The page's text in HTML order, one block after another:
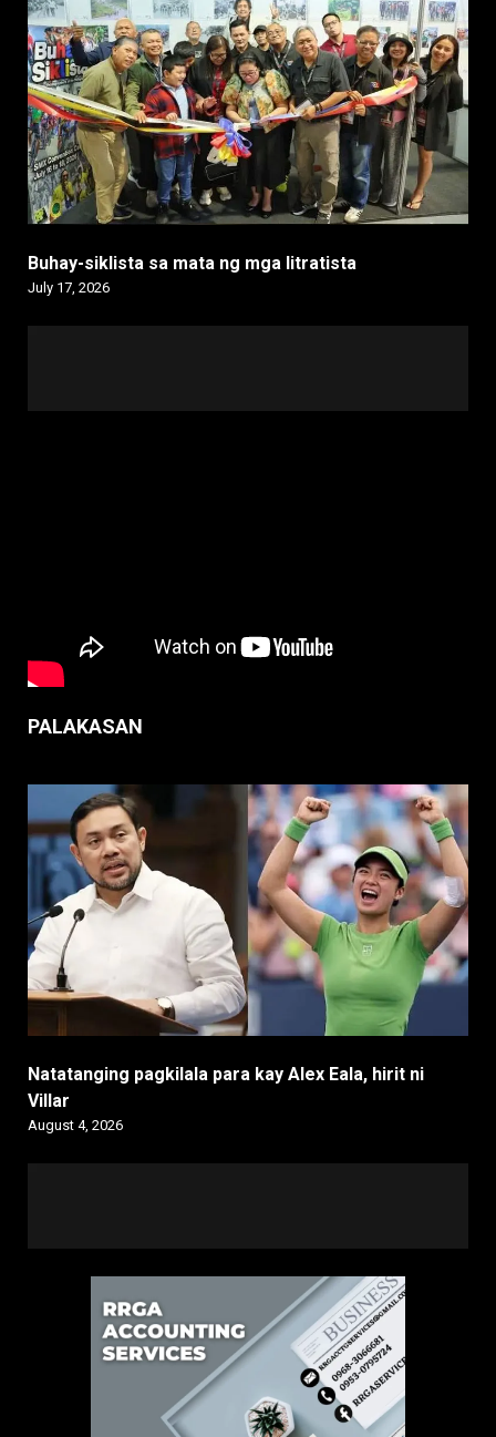
Buhay-siklista sa mata ng mga litratista
July 17, 2026
PALAKASAN
Natatanging pagkilala para kay Alex Eala, hirit ni
Villar
August 4, 2026